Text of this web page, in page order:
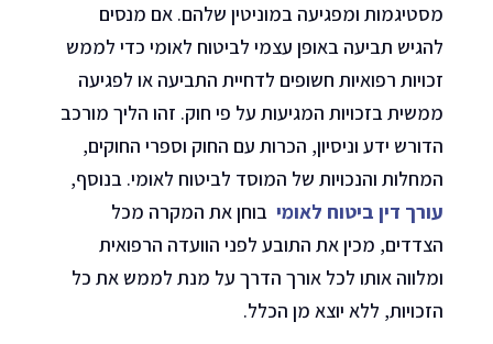
מסטיגמות ומפגיעה במוניטין שלהם. אם מנסים
להגיש תביעה באופן עצמי לביטוח לאומי כדי לממש
זכויות רפואיות חשופים לדחיית התביעה או לפגיעה
ממשית בזכויות המגיעות על פי חוק. זהו הליך מורכב
הדורש ידע וניסיון, הכרות עם החוק וספרי החוקים,
המחלות והנכויות של המוסד לביטוח לאומי. בנוסף,
עורך דין ביטוח לאומיבוחן את המקרה מכל
הצדדים, מכין את התובע לפני הוועדה הרפואית
ומלווה אותו לכל אורך הדרך על מנת לממש את כל
הזכויות, ללא יוצא מן הכלל.